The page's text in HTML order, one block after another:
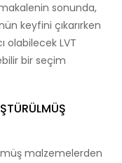
sonunda,
keyfini çıkarırken
olabilecek LVT
bir seçim
malzemelerden